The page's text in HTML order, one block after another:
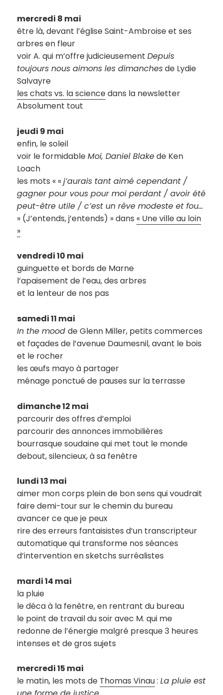
mercredi 8 mai
être là, devant l’église Saint-Ambroise et ses
arbres en fleur
voir A. qui m’offre judicieusementDepuis
toujours nous aimons les dimanchesde Lydie
Salvayre
les chats vs. la sciencedans la newsletter
Absolument tout
jeudi 9 mai
enfin, le soleil
voir le formidableMoi, Daniel Blakede Ken
Loach
les mots « «j’aurais tant aimé cependant /
gagner pour vous pour moi perdant / avoir été
peut-être utile / c’est un rêve modeste et fou…
» (J’entends, j’entends) » dans « Une ville au loin
»
vendredi 10 mai
guinguette et bords de Marne
l’apaisement de l’eau, des arbres
et la lenteur de nos pas
samedi 11 mai
In the moodde Glenn Miller, petits commerces
et façades de l’avenue Daumesnil, avant le bois
et le rocher
les œufs mayo à partager
ménage ponctué de pauses sur la terrasse
dimanche 12 mai
parcourir des offres d’emploi
parcourir des annonces immobilières
bourrasque soudaine qui met tout le monde
debout, silencieux, à sa fenêtre
lundi 13 mai
aimer mon corps plein de bon sens qui voudrait
faire demi-tour sur le chemin du bureau
avancer ce que je peux
rire des erreurs fantaisistes d’un transcripteur
automatique qui transforme nos séances
d’intervention en sketchs surréalistes
mardi 14 mai
la pluie
le déca à la fenêtre, en rentrant du bureau
le point de travail du soir avec M. qui me
redonne de l’énergie malgré presque 3 heures
intenses et de gros sujets
mercredi 15 mai
le matin, les mots de Thomas Vinau:La pluie est